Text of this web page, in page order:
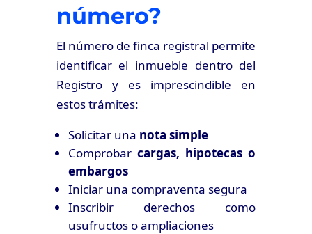
número?
El número de finca registral permite
identificar el inmueble dentro del
Registro y es imprescindible en
estos trámites:
Solicitar una nota simple
Comprobar cargas, hipotecas o
embargos
Iniciar una compraventa segura
Inscribir derechos como
usufructos o ampliaciones